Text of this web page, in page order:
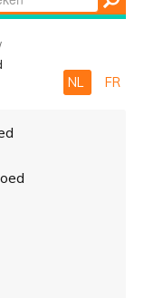
NL FR